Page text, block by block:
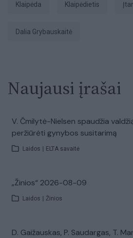
Klaipėda klaipėdietis
Dalia Grybauskaitė
Naujausi įrašai
V. Čmilytė-Nielsen spaudžia
peržiūrėti gynybos susitarimą
Laidos ELTA savaitė
„Žinios“ 2026-08-09
Laidos Žinios
D. Gaižauskas, P. Saudargas, T.